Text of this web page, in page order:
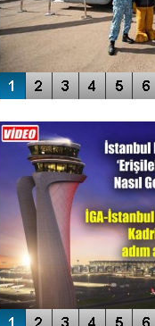
ENGELLERİN AŞILDIĞI